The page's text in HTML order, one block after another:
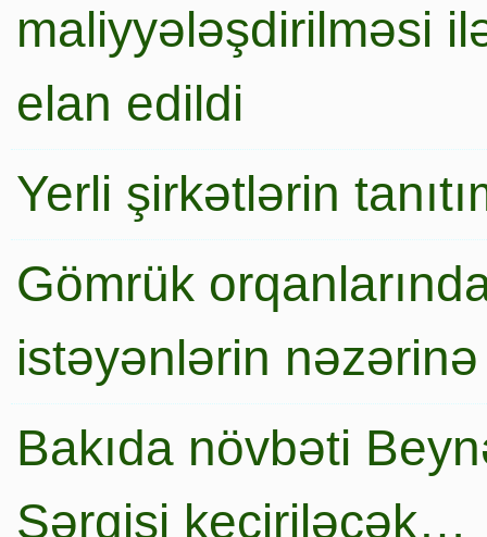
maliyyələşdirilməsi
elan edildi
Yerli şirkətlərin
Gömrük
istəyənlərin nəzərinə
Bakıda növbəti
Sərgisi keçiriləcək…